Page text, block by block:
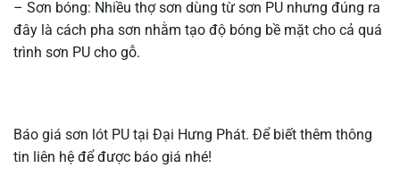
– Sơn bóng: Nhiều thợ sơn dùng từ sơn PU nhưng đúng ra
đây là cách pha sơn nhằm tạo độ bóng bề mặt cho cả quá
trình sơn PU cho gỗ.
Báo giá sơn lót PU tại Đại Hưng Phát. Để biết thêm thông
tin liên hệ để được báo giá nhé!